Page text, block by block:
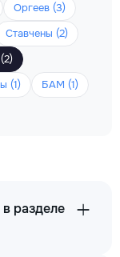
Оргеев (3)
Ставчены (2)
(1)
БАМ (1)
разделе